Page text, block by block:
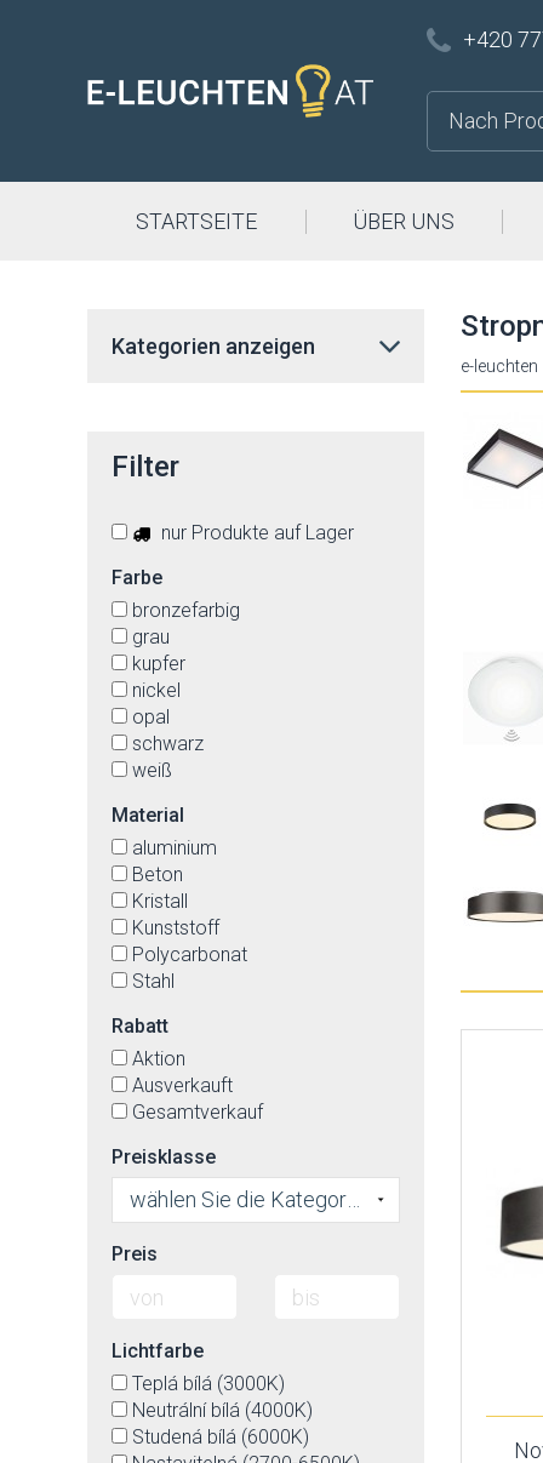
+420
STARTSEITE ÜBER UNS
e-leuchten
Kategorien anzeigen
Filter
nur Produkte auf Lager
Farbe
bronzefarbig
grau
kupfer
nickel
opal
schwarz
weiß
Material
aluminium
Beton
Kristall
Kunststoff
Polycarbonat
Stahl
Rabatt
Aktion
Ausverkauft
Gesamtverkauf
Preisklasse
Preis
Lichtfarbe
Teplá bílá (3000K)
Neutrální bílá (4000K)
Studená bílá (6000K)